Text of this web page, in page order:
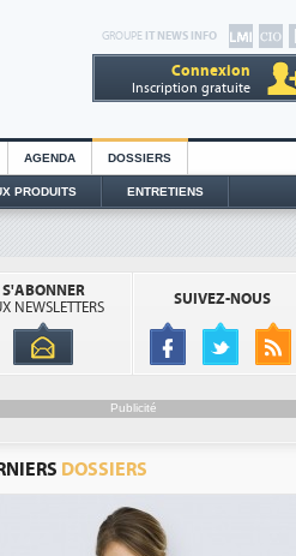
GROUPE IT NEWS INFO
Connexion
Inscription gratuite
AGENDA DOSSIERS
PRODUITS ENTRETIENS
S'ABONNER
NEWSLETTERS
SUIVEZ-NOUS
Publicité
DOSSIERS